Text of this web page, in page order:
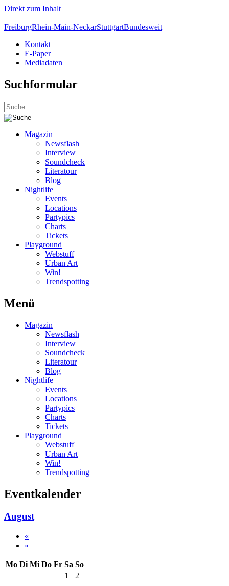
Direkt zum Inhalt
FreiburgRhein-Main-NeckarStuttgartBundesweit
Kontakt
E-Paper
Mediadaten
Suchformular
Magazin
Newsflash
Interview
Soundcheck
Literatour
Blog
Nightlife
Events
Locations
Partypics
Charts
Tickets
Playground
Webstuff
Urban Art
Win!
Trendspotting
Menü
Magazin
Newsflash
Interview
Soundcheck
Literatour
Blog
Nightlife
Events
Locations
Partypics
Charts
Tickets
Playground
Webstuff
Urban Art
Win!
Trendspotting
Eventkalender
August
«
»
Mo Di Mi Do Fr Sa So
1
2